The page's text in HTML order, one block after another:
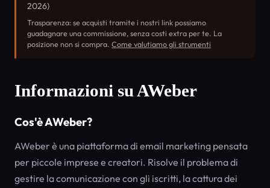
2026)
Trasparenza: se acquisti tramite i nostri link possiamo
guadagnare una commissione, senza costi extra per te. La
posizione non si compra. Come valutiamo gli strumenti
Informazioni su AWeber
Cos'è AWeber?
AWeber è una piattaforma di email marketing pensata
per piccole imprese e creatori. Risolve il problema di
gestire la comunicazione con gli iscritti, la cattura dei